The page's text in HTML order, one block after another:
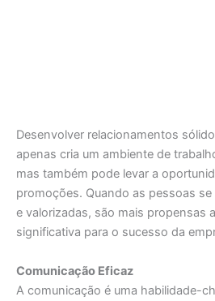
Desenvolver relacionamentos
apenas cria um ambiente de
mas também pode levar a
promoções. Quando as pessoas
e valorizadas, são mais propensas
significativa para o sucesso da
Comunicação Eficaz
A comunicação é uma habilidade-